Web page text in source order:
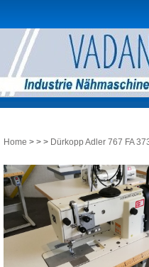
Home > > > Dürkopp Adler 767 FA